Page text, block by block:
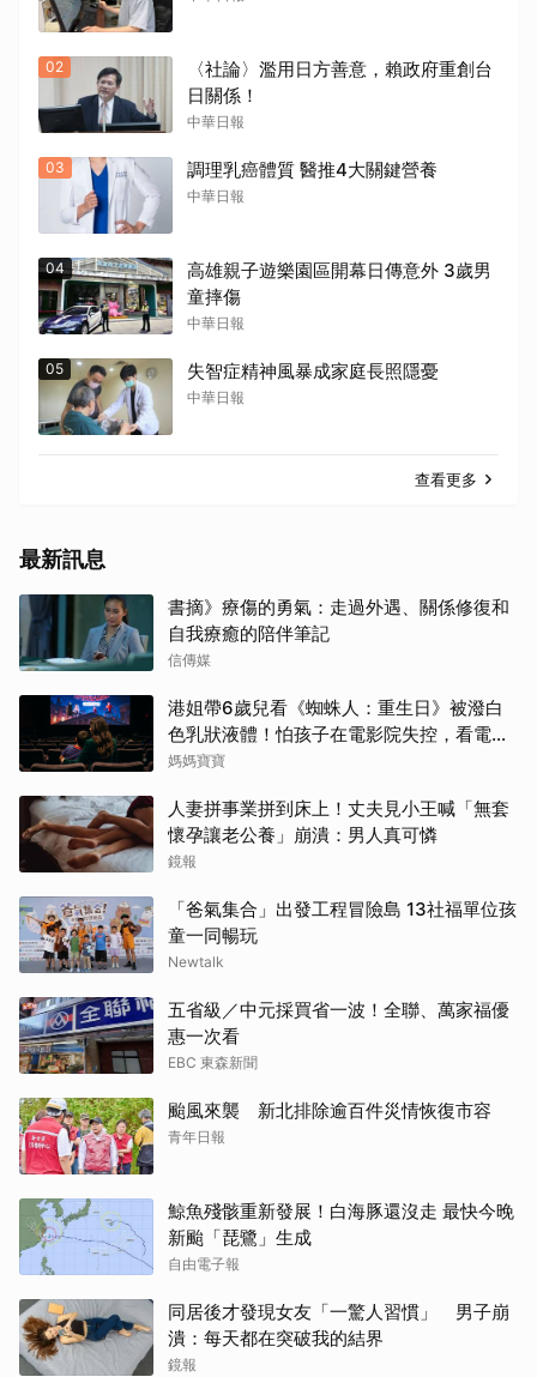
02
〈社論〉濫用日方善意，賴政府重創台
日關係！
中華日報
03 調理乳癌體質 醫推4大關鍵營養
中華日報
04
高雄親子遊樂園區開幕日傳意外 3歲男
童摔傷
中華日報
05 失智症精神風暴成家庭長照隱憂
中華日報
查看更多
最新訊息
書摘》療傷的勇氣：走過外遇、關係修復和
自我療癒的陪伴筆記
信傳媒
港姐帶6歲兒看《蜘蛛人：重生日》被潑白
色乳狀液體！怕孩子在電影院失控，看電影
前爸媽「必做3件事與3評估」
媽媽寶寶
人妻拼事業拼到床上！丈夫見小王喊「無套
懷孕讓老公養」崩潰：男人真可憐
鏡報
「爸氣集合」出發工程冒險島 13社福單位孩
童一同暢玩
Newtalk
五省級／中元採買省一波！全聯、萬家福優
惠一次看
EBC 東森新聞
颱風來襲 新北排除逾百件災情恢復市容
青年日報
鯨魚殘骸重新發展！白海豚還沒走 最快今晚
新颱「琵鷺」生成
自由電子報
同居後才發現女友「一驚人習慣」 男子崩
潰：每天都在突破我的結界
鏡報